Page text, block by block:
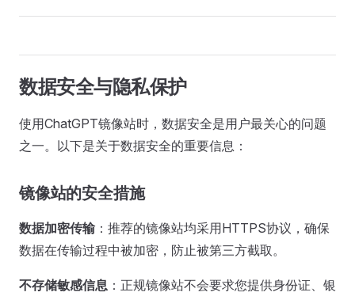
数据安全与隐私保护
使用ChatGPT镜像站时，数据安全是用户最关心的问题
之一。以下是关于数据安全的重要信息：
镜像站的安全措施
数据加密传输：推荐的镜像站均采用HTTPS协议，确保
数据在传输过程中被加密，防止被第三方截取。
不存储敏感信息 ：正规镜像站不会要求您提供身份证、银